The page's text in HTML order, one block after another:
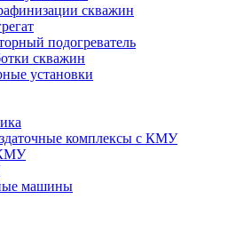
скважин
подогреватель
скважин
установки
комплексы с КМУ
КМУ
машины